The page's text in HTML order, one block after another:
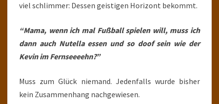
viel schlimmer: Dessen geistigen Horizont bekommt.
“Mama, wenn ich mal Fußball spielen will, muss ich
dann auch Nutella essen und so doof sein wie der
Kevin im Fernseeeehn?”
Muss zum Glück niemand. Jedenfalls wurde bisher
kein Zusammenhang nachgewiesen.